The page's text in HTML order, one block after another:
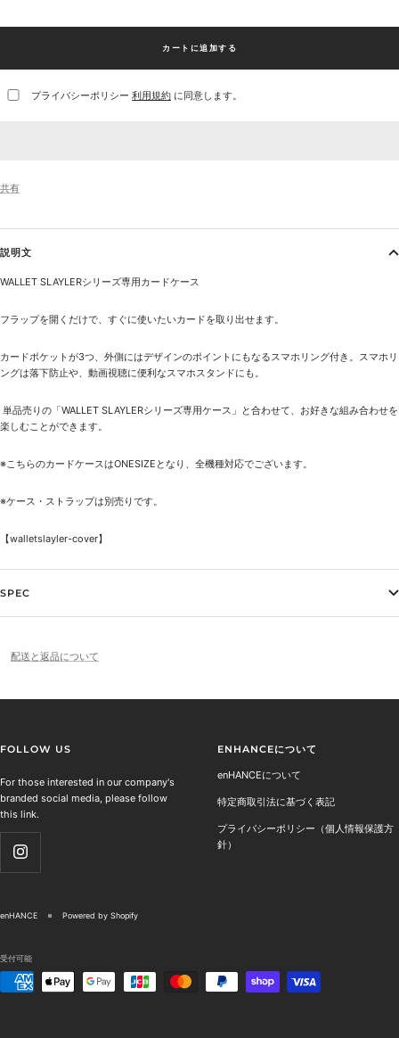
減
増
カートに追加する
プライバシーポリシー 利用規約 に同意します。
共有
説明文
WALLET SLAYLERシリーズ専用カードケース
フラップを開くだけで、すぐに使いたいカードを取り出せます。
カードポケットが3つ、外側にはデザインのポイントにもなるスマホリング付き。スマホリ
ングは落下防止や、動画視聴に便利なスマホスタンドにも。
単品売りの「WALLET SLAYLERシリーズ専用ケース 」と合わせて、お好きな組み合わせを
楽しむことができます。
※こちらのカードケースはONESIZEとなり、全機種対応でございます。
※ケース・ストラップは別売りです。
【walletslayler-cover】
SPEC
配送と返品について
FOLLOW US
For those interested in our company's
branded social media, please follow
this link.
ENHANCEについて
enHANCEについて
特定商取引法に基づく表記
プライバシーポリシー（個人情報保護方
針）
enHANCE Powered by Shopify
受付可能